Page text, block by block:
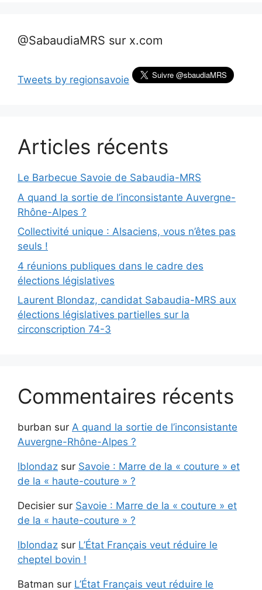
@SabaudiaMRS sur x.com
Tweets by regionsavoie
Articles récents
Le Barbecue Savoie de Sabaudia-MRS
A quand la sortie de l’inconsistante Auvergne-
Rhône-Alpes ?
Collectivité unique : Alsaciens, vous n’êtes pas
seuls !
4 réunions publiques dans le cadre des
élections législatives
Laurent Blondaz, candidat Sabaudia-MRS aux
élections législatives partielles sur la
circonscription 74-3
Commentaires récents
burban sur A quand la sortie de l’inconsistante
Auvergne-Rhône-Alpes ?
lblondaz sur Savoie : Marre de la « couture » et
de la « haute-couture » ?
Decisier sur Savoie : Marre de la « couture » et
de la « haute-couture » ?
lblondaz sur L’État Français veut réduire le
cheptel bovin !
Batman sur L’État Français veut réduire le